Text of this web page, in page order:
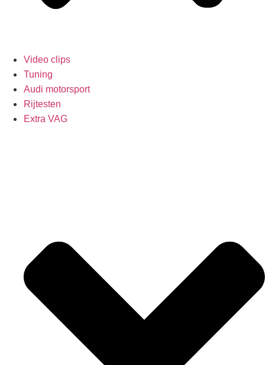
Video clips
Tuning
Audi motorsport
Rijtesten
Extra VAG